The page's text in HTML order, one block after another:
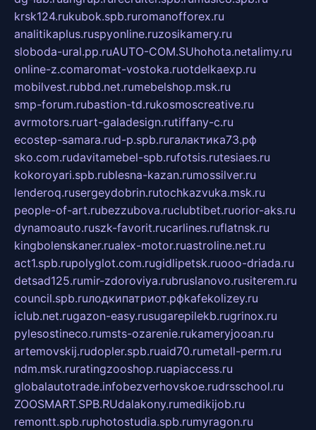
krsk124.rukubok.spb.ruromanofforex.ru
analitikaplus.ruspyonline.ruzosikamery.ru
sloboda-ural.pp.ruAUTO-COM.SUhohota.netalimy.ru
online-z.comaromat-vostoka.ruotdelkaexp.ru
mobilvest.rubbd.net.rumebelshop.msk.ru
smp-forum.rubastion-td.rukosmoscreative.ru
avrmotors.ruart-galadesign.rutiffany-c.ru
ecostep-samara.rud-p.spb.ruгалактика73.рф
sko.com.rudavitamebel-spb.rufotsis.rutesiaes.ru
kokoroyari.spb.rublesna-kazan.rumossilver.ru
lenderoq.rusergeydobrin.rutochkazvuka.msk.ru
people-of-art.rubezzubova.ruclubtibet.ruorior-aks.ru
dynamoauto.ruszk-favorit.rucarlines.ruflatnsk.ru
kingbolenskaner.rualex-motor.ruastroline.net.ru
act1.spb.rupolyglot.com.rugidlipetsk.ruooo-driada.ru
detsad125.rumir-zdoroviya.rubruslanovo.rusiterem.ru
council.spb.ruлодкипатриот.рфkafekolizey.ru
iclub.net.rugazon-easy.rusugarepilekb.rugrinox.ru
pylesostineco.rumsts-ozarenie.rukameryjooan.ru
artemovskij.rudopler.spb.ruaid70.rumetall-perm.ru
ndm.msk.ruratingzooshop.ruapiaccess.ru
globalautotrade.infobezverhovskoe.rudrsschool.ru
ZOOSMART.SPB.RUdalakony.rumedikijob.ru
remontt.spb.ruphotostudia.spb.rumyragon.ru